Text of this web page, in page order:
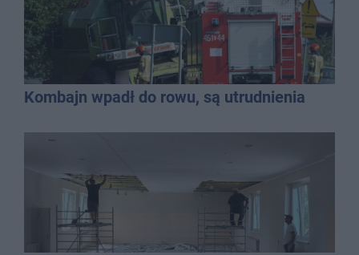
Kombajn wpadł do rowu, są utrudnienia